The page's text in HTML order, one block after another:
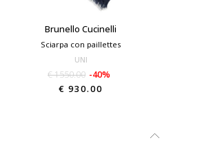
Brunello Cucinelli
Sciarpa con paillettes
UNI
€ 1550.00 -40%
€ 930.00